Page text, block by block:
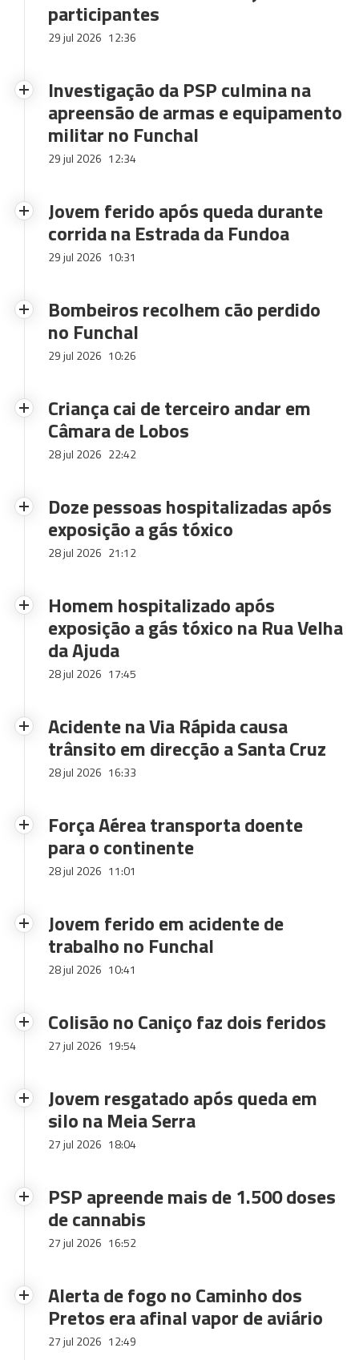
participantes
29 jul 2026 12:36
Investigação da PSP culmina na
apreensão de armas e equipamento
militar no Funchal
29 jul 2026 12:34
Jovem ferido após queda durante
corrida na Estrada da Fundoa
29 jul 2026 10:31
Bombeiros recolhem cão perdido
no Funchal
29 jul 2026 10:26
Criança cai de terceiro andar em
Câmara de Lobos
28 jul 2026 22:42
Doze pessoas hospitalizadas após
exposição a gás tóxico
28 jul 2026 21:12
Homem hospitalizado após
exposição a gás tóxico na Rua Velha
da Ajuda
28 jul 2026 17:45
Acidente na Via Rápida causa
trânsito em direcção a Santa Cruz
28 jul 2026 16:33
Força Aérea transporta doente
para o continente
28 jul 2026 11:01
Jovem ferido em acidente de
trabalho no Funchal
28 jul 2026 10:41
Colisão no Caniço faz dois feridos
27 jul 2026 19:54
Jovem resgatado após queda em
silo na Meia Serra
27 jul 2026 18:04
PSP apreende mais de 1.500 doses
de cannabis
27 jul 2026 16:52
Alerta de fogo no Caminho dos
Pretos era afinal vapor de aviário
27 jul 2026 12:49